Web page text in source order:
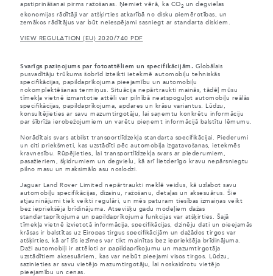
apstiprināšanai pirms ražošanas. Ņemiet vērā, ka CO2 un degvielas
ekonomijas rādītāji var atšķirties atkarībā no disku piemērotības, un
zemākos rādītājus var būt neiespējami sasniegt ar standarta diskiem.
VIEW REGULATION (EU) 2020/740 PDF
Svarīgs paziņojums par fotoattēliem un specifikācijām. Globālais
pusvadītāju trūkums šobrīd izteikti ietekmē automobiļu tehniskās
specifikācijas, papildaprīkojuma pieejamību un automobiļu
nokomplektēšanas termiņus. Situācija nepārtraukti mainās, tādēļ mūsu
tīmekļa vietnē izmantotie attēli var pilnībā neatspoguļot automobiļu reālās
specifikācijas, papildaprīkojuma, apdares un krāsu variantus. Lūdzu,
konsultējieties ar savu mazumtirgotāju, lai saņemtu konkrētu informāciju
par šībrīža ierobežojumiem un varētu pieņemt informācijā balstītu lēmumu.
Norādītais svars atbilst transportlīdzekļa standarta specifikācijai. Piederumi
un citi priekšmeti, kas uzstādīti pēc automobiļa izgatavošanas, ietekmēs
kravnesību. Rūpējieties, lai transportlīdzekļa svars ar piederumiem,
pasažieriem, šķidrumiem un degvielu, kā arī lietderīgo kravu nepārsniegtu
pilno masu un maksimālo asu noslodzi.
Jaguar Land Rover Limited nepārtraukti meklē veidus, kā uzlabot savu
automobiļu specifikācijas, dizainu, ražošanu, detaļas un aksesuārus. Šie
atjauninājumi tiek veikti regulāri, un mēs paturam tiesības izmaiņas veikt
bez iepriekšēja brīdinājuma. Atsevišķu gadu modeļiem dažas
standartaprīkojuma un papildaprīkojuma funkcijas var atšķirties. Šajā
tīmekļa vietnē izvietotā informācija, specifikācijas, dzinēju dati un pieejamās
krāsas ir balstītas uz Eiropas tirgus specifikācijām un dažādos tirgos var
atšķirties, kā arī šīs iezīmes var tikt mainītas bez iepriekšēja brīdinājuma.
Daži automobiļi ir attēloti ar papildaprīkojumu un mazumtirgotāja
uzstādītiem aksesuāriem, kas var nebūt pieejami visos tirgos. Lūdzu,
sazinieties ar savu vietējo mazumtirgotāju, lai noskaidrotu vietējo
pieejamību un cenas.